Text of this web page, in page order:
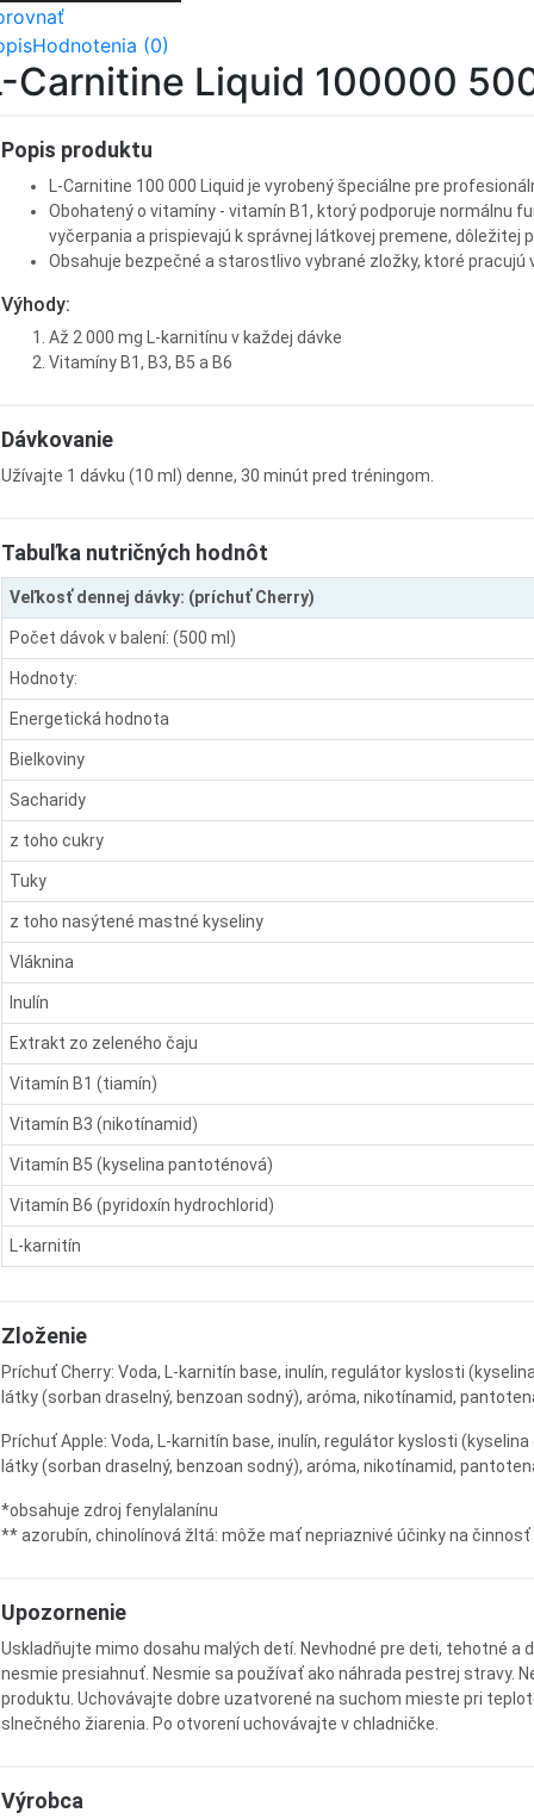
Hodnotenia (0)
Carnitine Liquid 100000
Popis produktu
L-Carnitine 100 000 Liquid je vyrobený špeciálne pre
Obohatený o vitamíny - vitamín B1, ktorý podporuje normálnu
vyčerpania a prispievajú k správnej látkovej premene, dôležitej
Obsahuje bezpečné a starostlivo vybrané zložky, ktoré pracujú
Výhody:
Až 2 000 mg L-karnitínu v každej dávke
Vitamíny B1, B3, B5 a B6
Dávkovanie
Užívajte 1 dávku (10 ml) denne, 30 minút pred tréningom.
Tabuľka nutričných hodnôt
Veľkosť dennej dávky: (príchuť Cherry)
Počet dávok v balení: (500 ml)
Hodnoty:
Energetická hodnota
Bielkoviny
Sacharidy
z toho cukry
Tuky
z toho nasýtené mastné kyseliny
Vláknina
Inulín
Extrakt zo zeleného čaju
Vitamín B1 (tiamín)
Vitamín B3 (nikotínamid)
Vitamín B5 (kyselina pantoténová)
Vitamín B6 (pyridoxín hydrochlorid)
L-karnitín
Zloženie
Príchuť Cherry: Voda, L-karnitín base, inulín, regulátor kyslosti
látky (sorban draselný, benzoan sodný), aróma, nikotínamid,
Príchuť Apple: Voda, L-karnitín base, inulín, regulátor kyslosti
látky (sorban draselný, benzoan sodný), aróma, nikotínamid,
*obsahuje zdroj fenylalanínu
** azorubín, chinolínová žltá: môže mať nepriaznivé účinky na
Upozornenie
Uskladňujte mimo dosahu malých detí. Nevhodné pre deti, tehotné a
nesmie presiahnuť. Nesmie sa používať ako náhrada pestrej stravy.
produktu. Uchovávajte dobre uzatvorené na suchom mieste pri
slnečného žiarenia. Po otvorení uchovávajte v chladničke.
Výrobca